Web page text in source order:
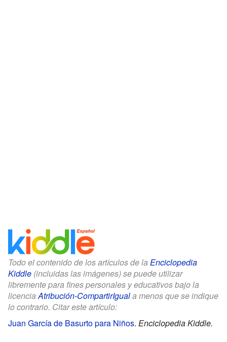
Todo el contenido de los artículos de la Enciclopedia
Kiddle (incluidas las imágenes) se puede utilizar
libremente para fines personales y educativos bajo la
licenciaAtribución-CompartirIguala menos que se indique
lo contrario. Citar este artículo:
Juan García de Basurto para Niños. Enciclopedia Kiddle.